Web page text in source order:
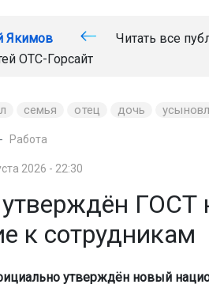
Якимов
Читать все
ОТС-Горсайт
семья отец дочь
Работа
2026 - 22:30
ГОСТ
к сотрудникам
утверждён новый